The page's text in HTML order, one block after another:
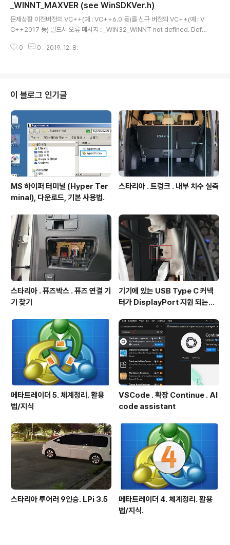
_WINNT_MAXVER (see WinSDKVer.h)
문제상황 이전버전의 VC++(예 : VC++6.0 등)를 신규 버전의 VC++(예 : V
C++2017 등) 빌드시 오류 메시지 : _WIN32_WINNT not defined. Defa
fx.h 에 #inlcude 추가한다. 첫 등록 : 2019년 12월 8일 최종 수정 : 단축 주소
0 0 2019. 12. 8.
이 블로그 인기글
MS 하이퍼 터미널 (Hyper Ter
minal), 다운로드, 기본 사용법.
스타리아 . 트렁크 . 내부 치수 실측
스타리아 . 퓨즈박스 . 퓨즈 연결 기
기 찾기
기기에 있는 USB Type C 커넥
터가 DisplayPort 지원 되는지
메타트레이더 5. 체계정리. 활용
법/지식
VSCode . 확장 Continue . AI
code assistant
스타리아 투어러 9인승. LPi 3.5
메타트레이더 4. 체계정리. 활용
법/지식.